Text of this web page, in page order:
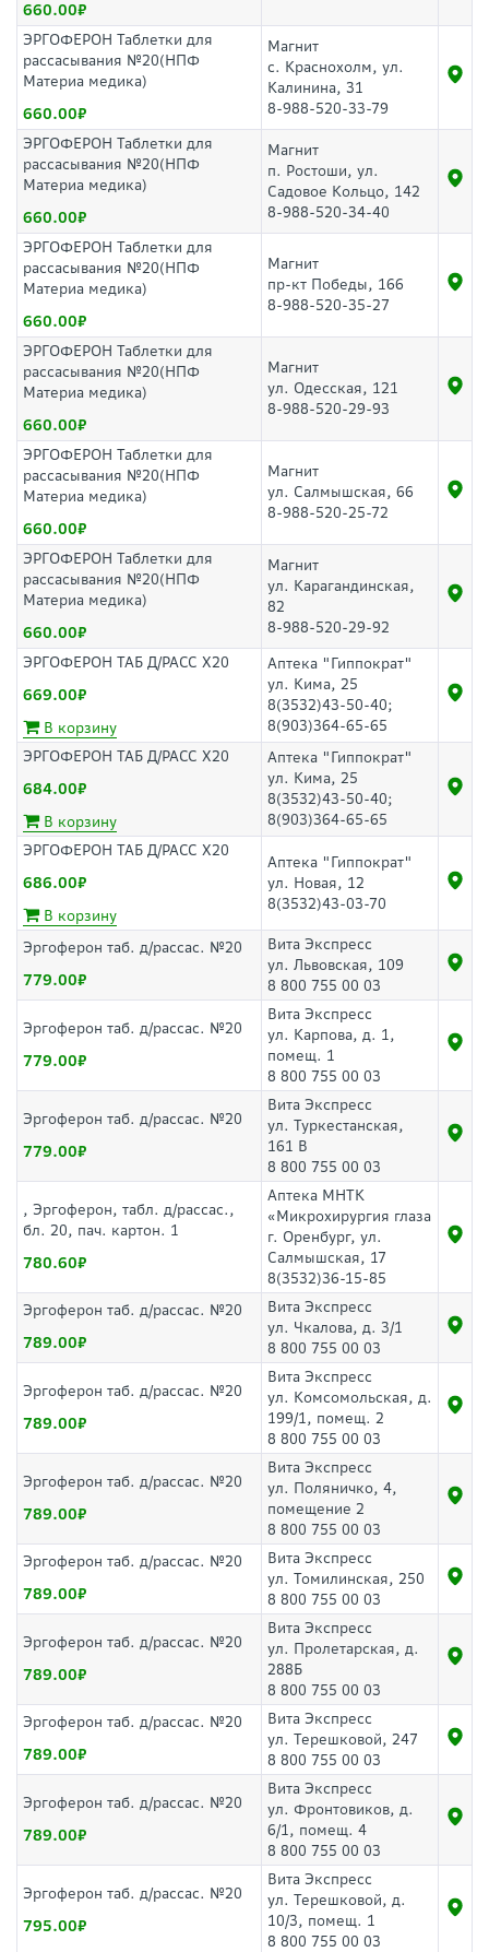
660.00
ЭРГОФЕРОН Таблетки для
рассасывания №20(НПФ
Материа медика)
660.00
Магнит
с. Краснохолм, ул.
Калинина, 31
8-988-520-33-79
ЭРГОФЕРОН Таблетки для
рассасывания №20(НПФ
Материа медика)
660.00
Магнит
п. Ростоши, ул.
Садовое Кольцо, 142
8-988-520-34-40
ЭРГОФЕРОН Таблетки для
рассасывания №20(НПФ
Материа медика)
660.00
Магнит
пр-кт Победы, 166
8-988-520-35-27
ЭРГОФЕРОН Таблетки для
рассасывания №20(НПФ
Материа медика)
660.00
Магнит
ул. Одесская, 121
8-988-520-29-93
ЭРГОФЕРОН Таблетки для
рассасывания №20(НПФ
Материа медика)
660.00
Магнит
ул. Салмышская, 66
8-988-520-25-72
ЭРГОФЕРОН Таблетки для
рассасывания №20(НПФ
Материа медика)
660.00
Магнит
ул. Карагандинская,
82
8-988-520-29-92
ЭРГОФЕРОН ТАБ Д/РАСС Х20
669.00
В корзину
Аптека "Гиппократ"
ул. Кима, 25
8(3532)43-50-40;
8(903)364-65-65
ЭРГОФЕРОН ТАБ Д/РАСС Х20
684.00
В корзину
Аптека "Гиппократ"
ул. Кима, 25
8(3532)43-50-40;
8(903)364-65-65
ЭРГОФЕРОН ТАБ Д/РАСС Х20
686.00
В корзину
Аптека "Гиппократ"
ул. Новая, 12
8(3532)43-03-70
Эргоферон таб. д/рассас. №20
779.00
Вита Экспресс
ул. Львовская, 109
8 800 755 00 03
Эргоферон таб. д/рассас. №20
779.00
Вита Экспресс
ул. Карпова, д. 1,
помещ. 1
8 800 755 00 03
Эргоферон таб. д/рассас. №20
779.00
Вита Экспресс
ул. Туркестанская,
161 В
8 800 755 00 03
, Эргоферон, табл. д/рассас.,
бл. 20, пач. картон. 1
780.60
Аптека МНТК
«Микрохирургия глаза
г. Оренбург, ул.
Салмышская, 17
8(3532)36-15-85
Эргоферон таб. д/рассас. №20
789.00
Вита Экспресс
ул. Чкалова, д. 3/1
8 800 755 00 03
Эргоферон таб. д/рассас. №20
789.00
Вита Экспресс
ул. Комсомольская, д.
199/1, помещ. 2
8 800 755 00 03
Эргоферон таб. д/рассас. №20
789.00
Вита Экспресс
ул. Поляничко, 4,
помещение 2
8 800 755 00 03
Эргоферон таб. д/рассас. №20
789.00
Вита Экспресс
ул. Томилинская, 250
8 800 755 00 03
Эргоферон таб. д/рассас. №20
789.00
Вита Экспресс
ул. Пролетарская, д.
288Б
8 800 755 00 03
Эргоферон таб. д/рассас. №20
789.00
Вита Экспресс
ул. Терешковой, 247
8 800 755 00 03
Эргоферон таб. д/рассас. №20
789.00
Вита Экспресс
ул. Фронтовиков, д.
6/1, помещ. 4
8 800 755 00 03
Эргоферон таб. д/рассас. №20
795.00
Вита Экспресс
ул. Терешковой, д.
10/3, помещ. 1
8 800 755 00 03